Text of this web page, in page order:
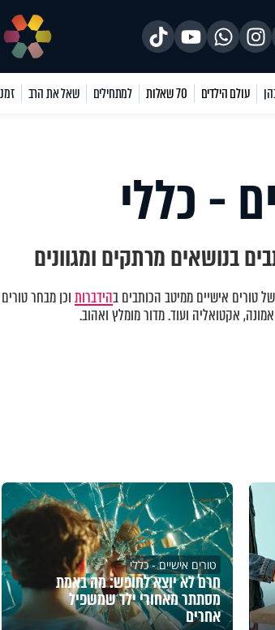
עולם הילדים 70 שאלות למתחילים שאל את הרב
- כללי
בנושאים מרתקים ומגוונים
טורים אישיים ממיטב הכותבים בהידברותוכן מבחר טורים
אקטואליה ועוד. מדור מומלץ ואהוב.
טורים אישיים - כללי
חרם לא יוצא לחופש: מה באמת
מסתתר מאחורי ילד שמשפיל
אחרים